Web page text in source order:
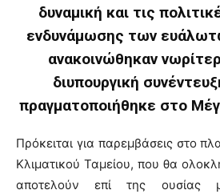
δυναμική και τις
ενδυνάμωσης των
ανακοινώθηκαν
διυπουργική
πραγματοποιήθηκε στο
Πρόκειται για παρεμβάσεις στο
Κλιματικού Ταμείου, που θα
αποτελούν επί της ουσίας